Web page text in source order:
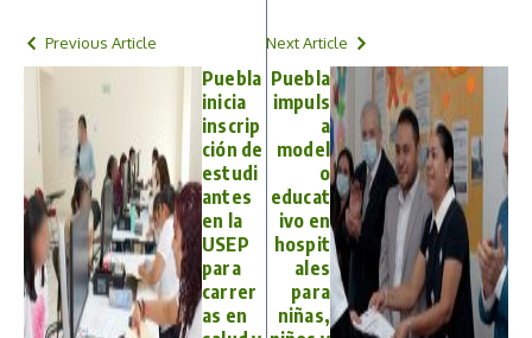
Previous Article
Puebla
inicia
inscrip
ción de
estudi
antes
en la
USEP
para
carrer
as en
Next Article
Puebla
impuls
a
model
o
educat
ivo en
hospit
ales
para
niñas,